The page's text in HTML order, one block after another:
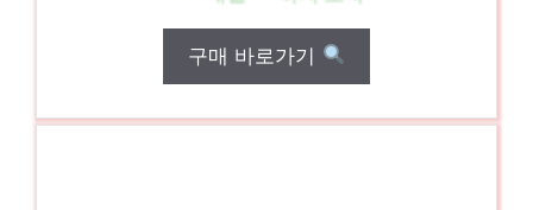
구매 바로가기